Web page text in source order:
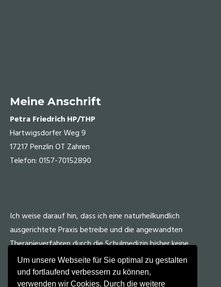
Um unsere Webseite für Sie optimal zu gestalten
und fortlaufend verbessern zu können,
verwenden wir Cookies. Durch die weitere
Meine Anschrift
Petra Friedrich HP/THP
Hartwigsdorfer Weg 9
17217 Penzlin OT Zahren
Telefon: 0157-70152890
Ich weise darauf hin, dass ich eine naturheilkundlich
ausgerichtete Praxis betreibe und die angewandten
Therapieverfahren durch die Schulmedizin bisher keine
Anerkennung fanden.